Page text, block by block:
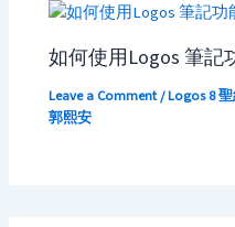
如何使用Logos 筆記
Leave a Comment /Logos 8
郭熙安